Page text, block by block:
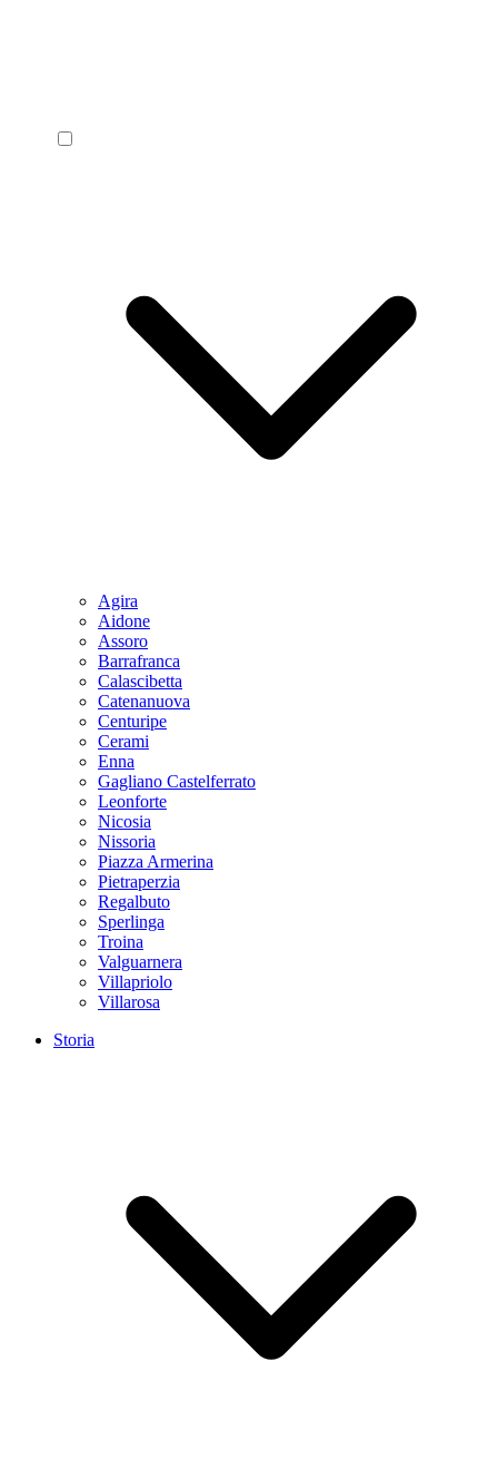
Agira
Aidone
Assoro
Barrafranca
Calascibetta
Catenanuova
Centuripe
Cerami
Enna
Gagliano Castelferrato
Leonforte
Nicosia
Nissoria
Piazza Armerina
Pietraperzia
Regalbuto
Sperlinga
Troina
Valguarnera
Villapriolo
Villarosa
Storia